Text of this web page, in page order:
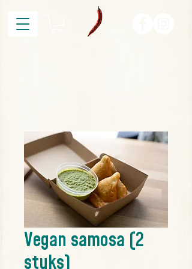
Vegan samosa (2
stuks)